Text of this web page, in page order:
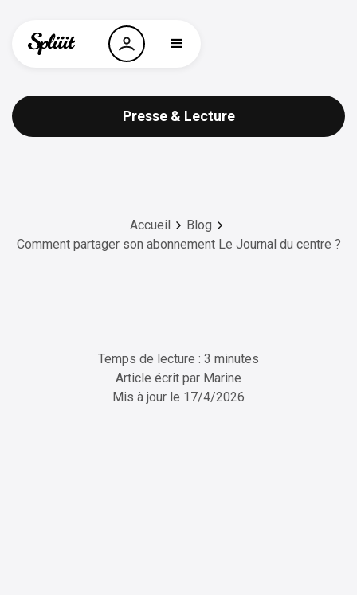
Presse & Lecture
Accueil
Blog
Comment partager son abonnement Le Journal du centre ?
Temps de lecture : 3 minutes
Article écrit par Marine
Mis à jour le 17/4/2026